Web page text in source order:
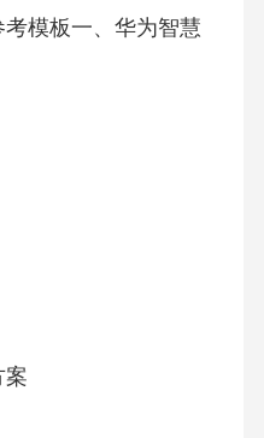
模板一、华为智慧
案